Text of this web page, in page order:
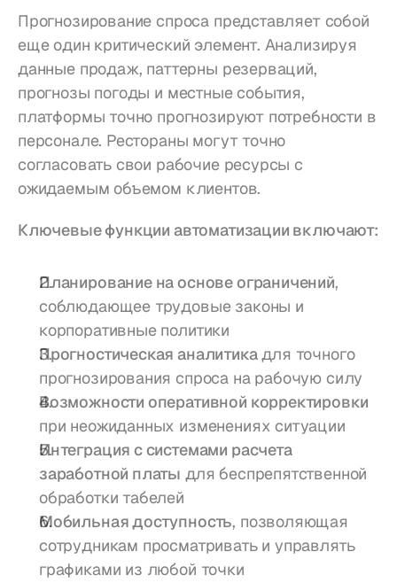
Прогнозирование спроса представляет собой
еще один критический элемент. Анализируя
данные продаж, паттерны резерваций,
прогнозы погоды и местные события,
платформы точно прогнозируют потребности в
персонале. Рестораны могут точно
согласовать свои рабочие ресурсы с
ожидаемым объемом клиентов.
Ключевые функции автоматизации включают:
Планирование на основе ограничений,
соблюдающее трудовые законы и
корпоративные политики
Прогностическая аналитика для точного
прогнозирования спроса на рабочую силу
Возможности оперативной корректировки
при неожиданных изменениях ситуации
Интеграция с системами расчета
заработной платы для беспрепятственной
обработки табелей
Мобильная доступность, позволяющая
сотрудникам просматривать и управлять
графиками из любой точки